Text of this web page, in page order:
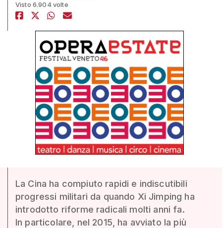
Visto 6.904 volte
La Cina ha compiuto rapidi e indiscutibili
progressi militari da quando Xi Jimping ha
introdotto riforme radicali molti anni fa.
In particolare, nel 2015, ha avviato la più